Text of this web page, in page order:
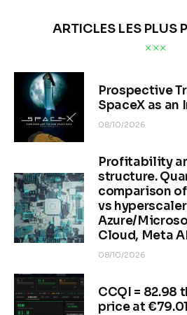
ARTICLES LES PLUS
Prospective
SpaceX as
08/10/2026
Profitability
structure.
comparison
vs
Azure/
Cloud, Meta
08/10/2026
CCQI = 82.98
price at €79.01